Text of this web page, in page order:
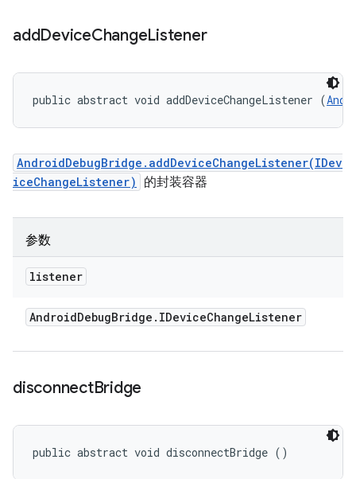
addDeviceChangeListener
public abstract void addDeviceChangeListener (
AndroidDebugBridge.addDeviceChangeListener(IDev
iceChangeListener)
的封装容器
参数
listener
AndroidDebugBridge . IDeviceChangeListener
disconnectBridge
public abstract void disconnectBridge ()